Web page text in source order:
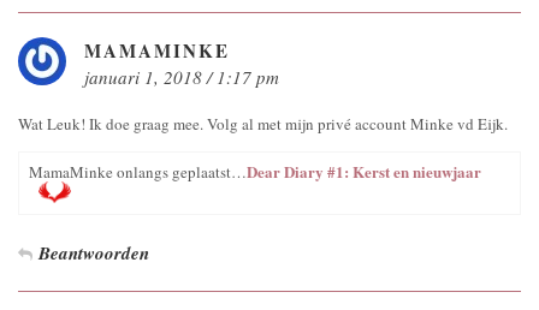
MAMAMINKE
januari 1, 2018 / 1:17 pm
Wat Leuk! Ik doe graag mee. Volg al met mijn privé account Minke vd Eijk.
MamaMinke onlangs geplaatst…Dear Diary #1: Kerst en nieuwjaar
Beantwoorden